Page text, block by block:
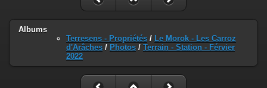
Albums
Terresens - Propriétés / Le Morok - Les Carroz
d'Arâches / Photos / Terrain - Station - Férvier
2022